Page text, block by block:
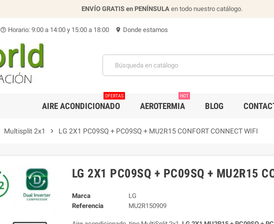
ENVÍO GRATIS en PENÍNSULA en todo nuestro catálogo.
help_outline Horario: 9:00 a 14:00 y 15:00 a 18:00 location_on Donde estamos
AIRE ACONDICIONADO
OFERTAS
AEROTERMIA
HOT
BLOG
Multisplit 2x1 chevron_right LG 2X1 PC09SQ + PC09SQ + MU2R15 CONFORT CONNECT WIFI
LG 2X1 PC09SQ + PC09SQ + MU2R15
Marca
LG
Referencia
MU2R150909